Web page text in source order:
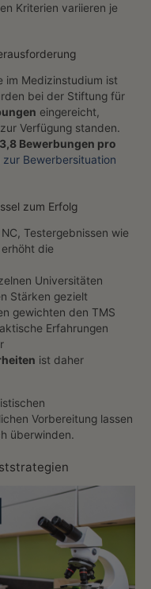
Kriterien variieren je
im Medizinstudium ist
bei der Stiftung für
eingereicht,
zur Verfügung standen.
3,8 Bewerbungen pro
Bewerbersituation
zum Erfolg
NC, Testergebnissen wie
die
Universitäten
Stärken gezielt
gewichten den TMS
Erfahrungen
ist daher
Vorbereitung lassen
überwinden.